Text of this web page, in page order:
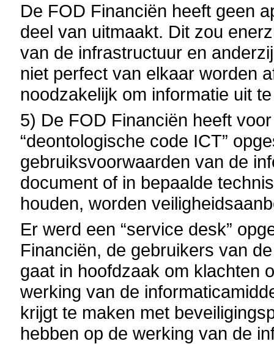
De FOD Financiën heeft geen
deel van uitmaakt. Dit zou
van de infrastructuur en
niet perfect van elkaar worden
noodzakelijk om informatie uit
5) De FOD Financiën heeft
“deontologische code ICT”
gebruiksvoorwaarden van de
document of in bepaalde
houden, worden
Er werd een “service desk”
Financiën, de gebruikers van
gaat in hoofdzaak om klachten
werking van de
krijgt te maken met
hebben op de werking van de